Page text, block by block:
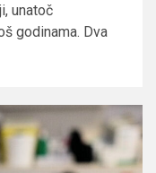
unatoč
godinama. Dva